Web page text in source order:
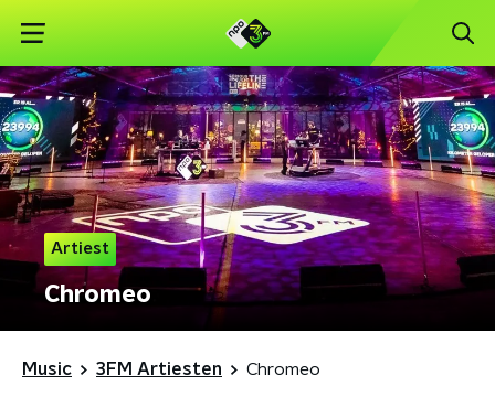
Artiest
Chromeo
Music 3FM Artiesten Chromeo